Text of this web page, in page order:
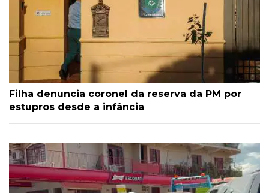
Filha denuncia coronel da reserva da PM por
estupros desde a infância